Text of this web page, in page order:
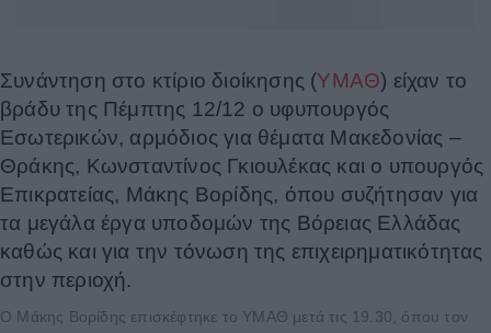
Συνάντηση στο κτίριο διοίκησης (ΥΜΑΘ) είχαν το
βράδυ της Πέμπτης 12/12 ο υφυπουργός
Εσωτερικών, αρμόδιος για θέματα Μακεδονίας –
Θράκης, Κωνσταντίνος Γκιουλέκας και ο υπουργός
Επικρατείας, Μάκης Βορίδης, όπου συζήτησαν για
τα μεγάλα έργα υποδομών της Βόρειας Ελλάδας
καθώς και για την τόνωση της επιχειρηματικότητας
στην περιοχή.
Ο Μάκης Βορίδης επισκέφτηκε το ΥΜΑΘ μετά τις 19.30, όπου τον